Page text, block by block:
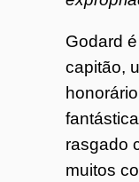
Godard
capitão,
rasgado
muitos